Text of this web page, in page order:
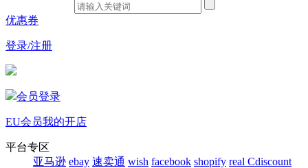
优惠券
登录/注册
会员登录
EU会员我的开店
平台专区
亚马逊 ebay 速卖通 wish facebook shopify real Cdiscount